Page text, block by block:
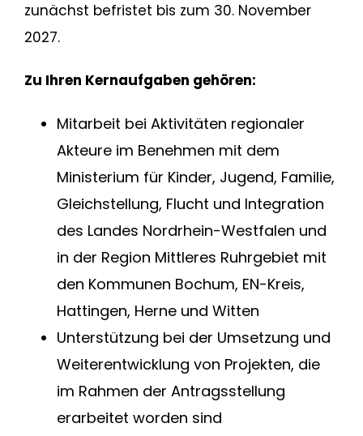
zunächst befristet bis zum 30. November
2027.
Zu Ihren Kernaufgaben gehören:
Mitarbeit bei Aktivitäten regionaler
Akteure im Benehmen mit dem
Ministerium für Kinder, Jugend, Familie,
Gleichstellung, Flucht und Integration
des Landes Nordrhein-Westfalen und
in der Region Mittleres Ruhrgebiet mit
den Kommunen Bochum, EN-Kreis,
Hattingen, Herne und Witten
Unterstützung bei der Umsetzung und
Weiterentwicklung von Projekten, die
im Rahmen der Antragsstellung
erarbeitet worden sind